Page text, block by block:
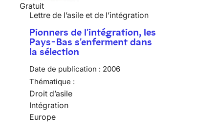
Gratuit
Lettre de l’asile et de l’intégration
Pionners de l'intégration, les
Pays-Bas s'enferment dans
la sélection
Date de publication : 2006
Thématique :
Droit d’asile
Intégration
Europe